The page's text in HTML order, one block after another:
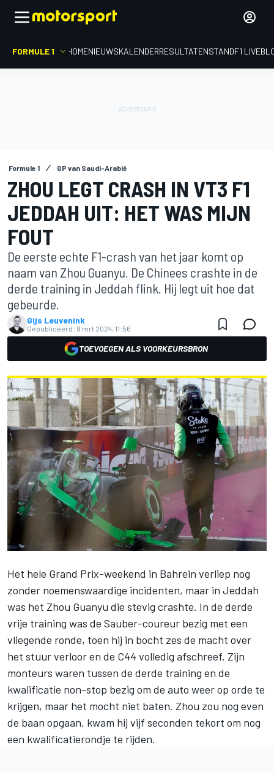
FORMULE 1 HOMENIEUWSKALENDERRESULTATENSTANDF1
Formule 1 GP van Saudi-Arabië
ZHOU LEGT CRASH IN VT3 F1
JEDDAH UIT: HET WAS MIJN
FOUT
De eerste echte F1-crash van het jaar komt op
naam van Zhou Guanyu. De Chinees crashte in de
derde training in Jeddah flink. Hij legt uit hoe dat
gebeurde.
Gijs Leuvenink
Gepubliceerd: 9 mrt 2024, 11:56
TOEVOEGEN ALS VOORKEURSBRON
Het hele Grand Prix-weekend in Bahrein verliep nog
zonder noemenswaardige incidenten, maar in Jeddah
was het Zhou Guanyu die stevig crashte. In de derde
vrije training was de Sauber-coureur bezig met een
vliegende ronde, toen hij in bocht zes de macht over
het stuur verloor en de C44 volledig afschreef. Zijn
monteurs waren tussen de derde training en de
kwalificatie non-stop bezig om de auto weer op orde te
krijgen, maar het mocht niet baten. Zhou zou nog even
de baan opgaan, kwam hij vijf seconden tekort om nog
een kwalificatierondje te rijden.